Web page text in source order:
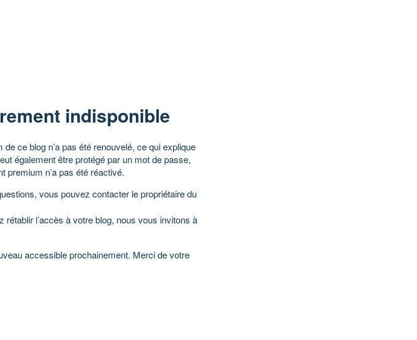
indisponible
ce blog n’a pas été renouvelé, ce qui explique
également être protégé par un mot de passe,
premium n’a pas été réactivé.
vous pouvez contacter le propriétaire du
rétablir l’accès à votre blog, nous vous invitons à
accessible prochainement. Merci de votre